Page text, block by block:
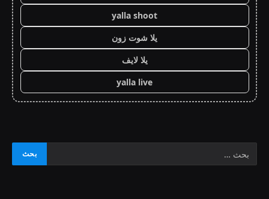
yalla shoot
يلا شوت زون
يلا لايف
yalla live